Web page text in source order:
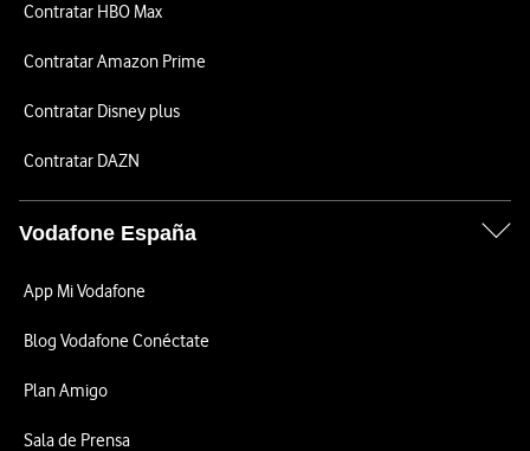
Contratar HBO Max
Contratar Amazon Prime
Contratar Disney plus
Contratar DAZN
Vodafone España
App Mi Vodafone
Blog Vodafone Conéctate
Plan Amigo
Sala de Prensa